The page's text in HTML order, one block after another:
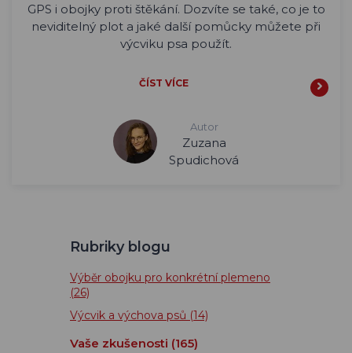
GPS i obojky proti štěkání. Dozvíte se také, co je to
neviditelný plot a jaké další pomůcky můžete při
výcviku psa použít.
ČÍST VÍCE
Autor
Zuzana
Spudichová
Rubriky blogu
Výběr obojku pro konkrétní plemeno
(26)
Výcvik a výchova psů (14)
Vaše zkušenosti (165)